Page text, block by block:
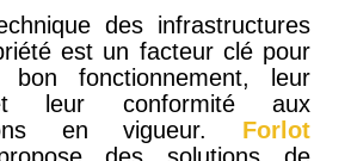
des infrastructures
est un facteur clé pour
bon fonctionnement, leur
leur conformité aux
en vigueur. Forlot